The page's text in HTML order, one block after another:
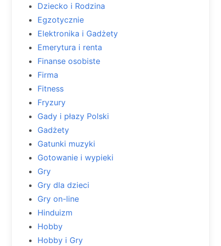
Dziecko i Rodzina
Egzotycznie
Elektronika i Gadżety
Emerytura i renta
Finanse osobiste
Firma
Fitness
Fryzury
Gady i płazy Polski
Gadżety
Gatunki muzyki
Gotowanie i wypieki
Gry
Gry dla dzieci
Gry on-line
Hinduizm
Hobby
Hobby i Gry